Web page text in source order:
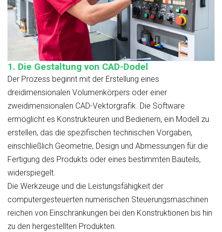
1. Die Gestaltung von CAD-Dodel
Der Prozess beginnt mit der Erstellung eines
dreidimensionalen Volumenkörpers oder einer
zweidimensionalen CAD-Vektorgrafik. Die Software
ermöglicht es Konstrukteuren und Bedienern, ein Modell zu
erstellen, das die spezifischen technischen Vorgaben,
einschließlich Geometrie, Design und Abmessungen für die
Fertigung des Produkts oder eines bestimmten Bauteils,
widerspiegelt.
Die Werkzeuge und die Leistungsfähigkeit der
computergesteuerten numerischen Steuerungsmaschinen
reichen von Einschränkungen bei den Konstruktionen bis hin
zu den hergestellten Produkten.